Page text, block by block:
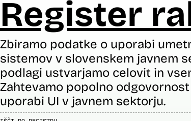
Register
Zbiramo podatke o uporabi
sistemov v slovenskem javnem
podlagi ustvarjamo celovit in
Zahtevamo popolno
uporabi UI v javnem sektorju.